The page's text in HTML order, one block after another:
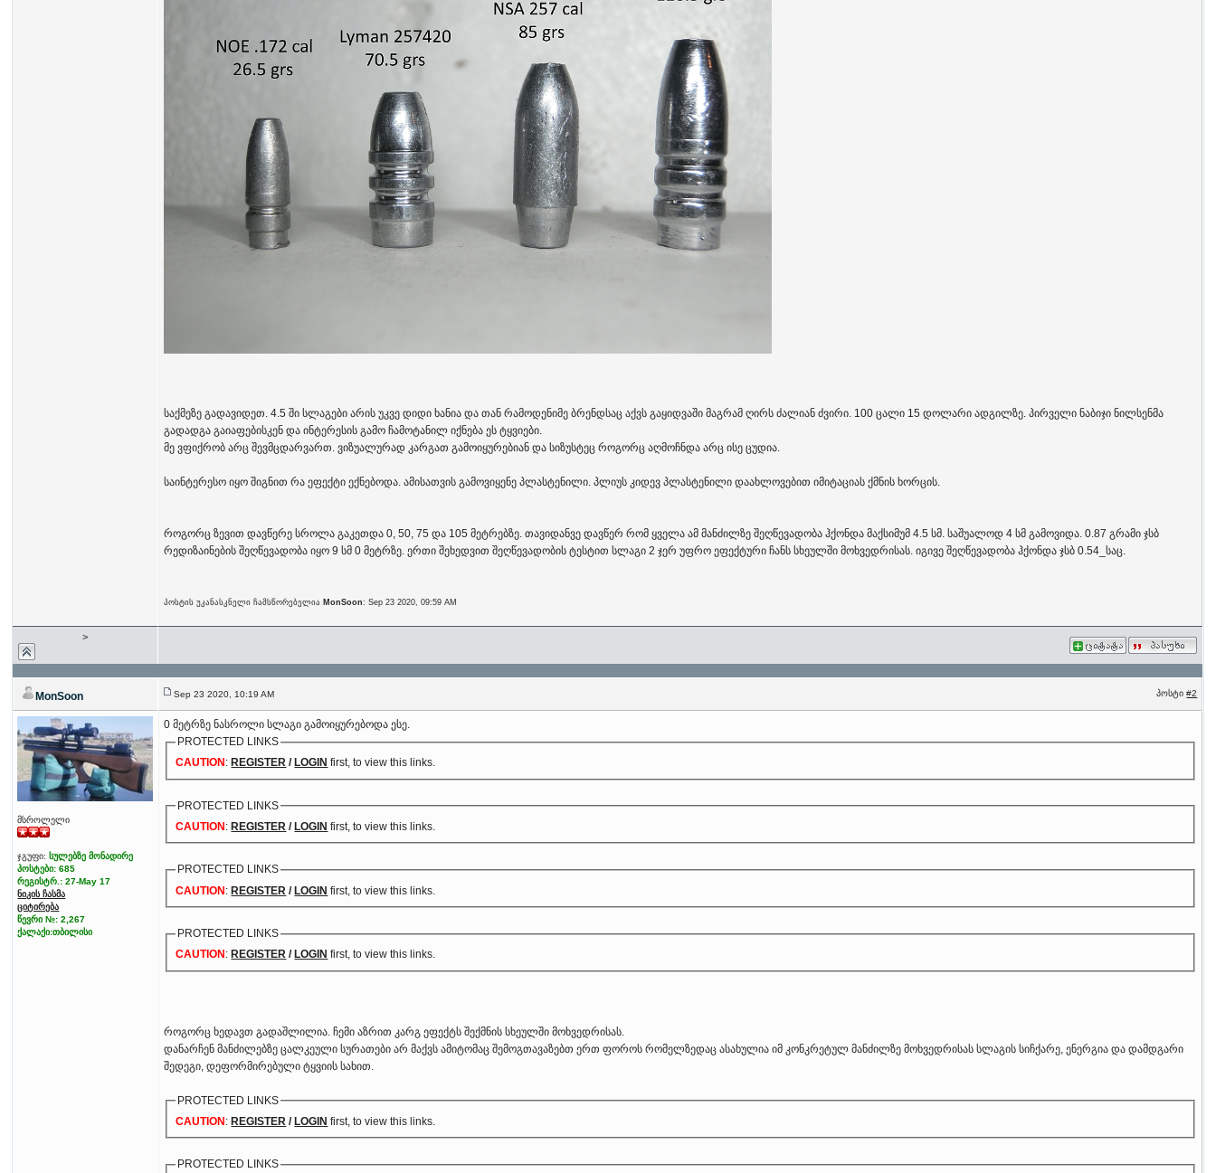
საქმეზე გადავიდეთ. 4.5 ში სლაგები არის უკვე დიდი ხანია და თან რამოდენიმე ბრენდსაც აქვს გაყიდვაში მაგრამ ღირს ძალიან ძვირი. 100 ცალი 15 დოლარი ადგილზე. პირველი ნაბიჯი ნილსენმა
გადადგა გაიაფებისკენ და ინტერესის გამო ჩამოტანილ იქნება ეს ტყვიები.
მე ვფიქრობ არც შევმცდარვართ. ვიზუალურად კარგათ გამოიყურებიან და სიზუსტეც როგორც აღმოჩნდა არც ისე ცუდია.
საინტერესო იყო შიგნით რა ეფექტი ექნებოდა. ამისათვის გამოვიყენე პლასტენილი. პლიუს კიდევ პლასტენილი დაახლოვებით იმიტაციას ქმნის ხორცის.
როგორც ზევით დავწერე სროლა გაკეთდა 0, 50, 75 და 105 მეტრებზე. თავიდანვე დავწერ რომ ყველა ამ მანძილზე შეღწევადობა ჰქონდა მაქსიმუმ 4.5 სმ. საშუალოდ 4 სმ გამოვიდა. 0.87 გრამი ჯსბ
რედიზაინების შეღწევადობა იყო 9 სმ 0 მეტრზე. ერთი შეხედვით შეღწევადობის ტესტით სლაგი 2 ჯერ უფრო ეფექტური ჩანს სხეულში მოხვედრისას. იგივე შეღწევადობა ჰქონდა ჯსბ 0.54_საც.
პოსტის უკანასკნელი ჩამსწორებელია MonSoon: Sep 23 2020, 09:59 AM
>
MonSoon Sep 23 2020, 10:19 AM პოსტი#2
მსროლელი
ჯგუფი:სულებზე მონადირე
პოსტები: 685
რეგისტრ.: 27-May 17
ნიკის ჩასმა
ციტირება
წევრი №: 2,267
ქალაქი:თბილისი
0 მეტრზე ნასროლი სლაგი გამოიყურებოდა ესე.
PROTECTED LINKS
CAUTION : REGISTER / LOGIN first, to view this links.
PROTECTED LINKS
CAUTION:REGISTER /LOGIN first, to view this links.
PROTECTED LINKS
CAUTION:REGISTER /LOGIN first, to view this links.
PROTECTED LINKS
CAUTION : REGISTER / LOGIN first, to view this links.
როგორც ხედავთ გადაშლილია. ჩემი აზრით კარგ ეფექტს შექმნის სხეულში მოხვედრისას.
დანარჩენ მანძილებზე ცალკეული სურათები არ მაქვს ამიტომაც შემოგთავაზებთ ერთ ფოროს რომელზედაც ასახულია იმ კონკრეტულ მანძილზე მოხვედრისას სლაგის სიჩქარე, ენერგია და დამდგარი
შედეგი, დეფორმირებული ტყვიის სახით.
PROTECTED LINKS
CAUTION : REGISTER / LOGIN first, to view this links.
PROTECTED LINKS